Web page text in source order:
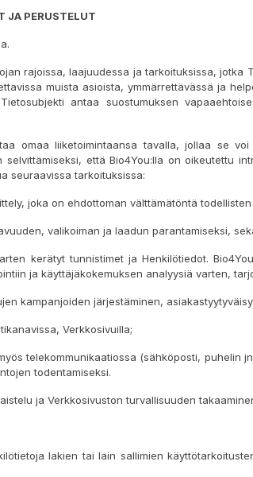
JA PERUSTELUT
rajoissa, laajuudessa ja tarkoituksissa,
muista asioista, ymmärrettävässä ja
antaa suostumuksen
omaa liiketoimintaansa tavalla, jollaa se
että Bio4You:lla on oikeutettu
seuraavissa tarkoituksissa:
joka on ehdottoman välttämätöntä
valikoiman ja laadun parantamiseksi,
kerätyt tunnistimet ja Henkilötiedot.
ja käyttäjäkokemuksen analyysiä varten,
kampanjoiden järjestäminen,
Verkkosivuilla;
telekommunikaatiossa (sähköposti,
todentamiseksi.
ja Verkkosivuston turvallisuuden
lakien tai lain sallimien